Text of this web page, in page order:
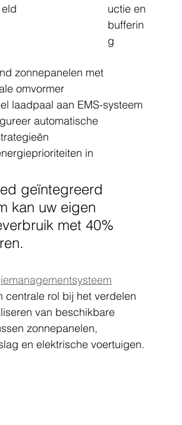
eld
uctie en
bufferin
g
zonnepanelen met
omvormer
laadpaal aan EMS-systeem
automatische
in
geïntegreerd
kan uw eigen
met 40%
centrale rol bij het verdelen
van beschikbare
zonnepanelen,
en elektrische voertuigen.